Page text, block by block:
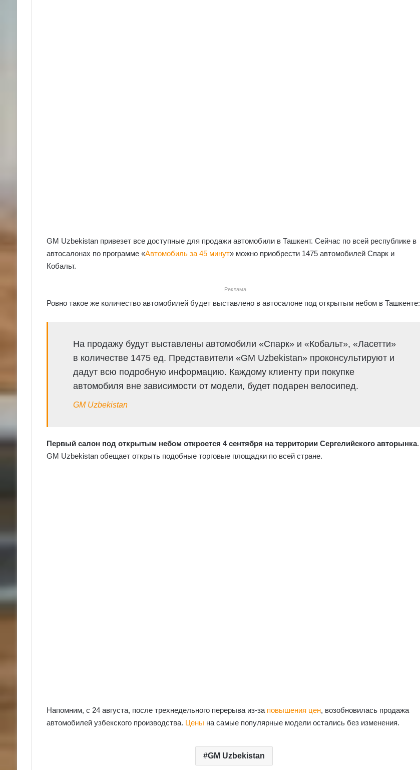
GM Uzbekistan привезет все доступные для продажи автомобили в Ташкент. Сейчас по всей республике в
автосалонах по программе «Автомобиль за 45 минут» можно приобрести 1475 автомобилей Спарк и
Кобальт.
Реклама
Ровно такое же количество автомобилей будет выставлено в автосалоне под открытым небом в Ташкенте:
На продажу будут выставлены автомобили «Спарк» и «Кобальт», «Ласетти»
в количестве 1475 ед. Представители «GM Uzbekistan» проконсультируют и
дадут всю подробную информацию. Каждому клиенту при покупке
автомобиля вне зависимости от модели, будет подарен велосипед.
GM Uzbekistan
Первый салон под открытым небом откроется 4 сентября на территории Сергелийского авторынка.
GM Uzbekistan обещает открыть подобные торговые площадки по всей стране.
Напомним, с 24 августа, после трехнедельного перерыва из-за повышения цен, возобновилась продажа
автомобилей узбекского производства. Цены на самые популярные модели остались без изменения.
GM Uzbekistan